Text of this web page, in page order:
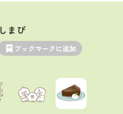
しまぴ
ブックマークに追加